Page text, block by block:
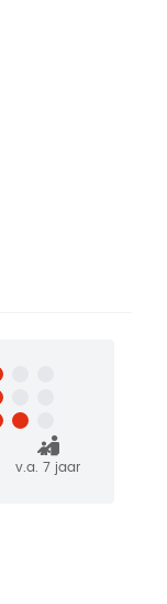
v.a. 7 jaar